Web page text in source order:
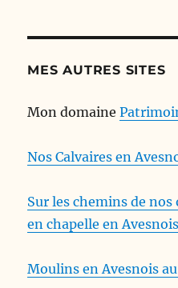
MES AUTRES SITES
Mon domaine
Nos Calvaires en
Sur les chemins de
en chapelle en Avesnois
Moulins en Avesnois